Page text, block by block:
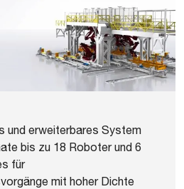
und erweiterbares System
bis zu 18 Roboter und 6
für
mit hoher Dichte